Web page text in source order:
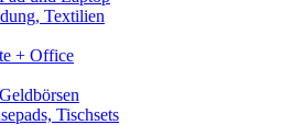
Textilien
+ Office
Tischsets